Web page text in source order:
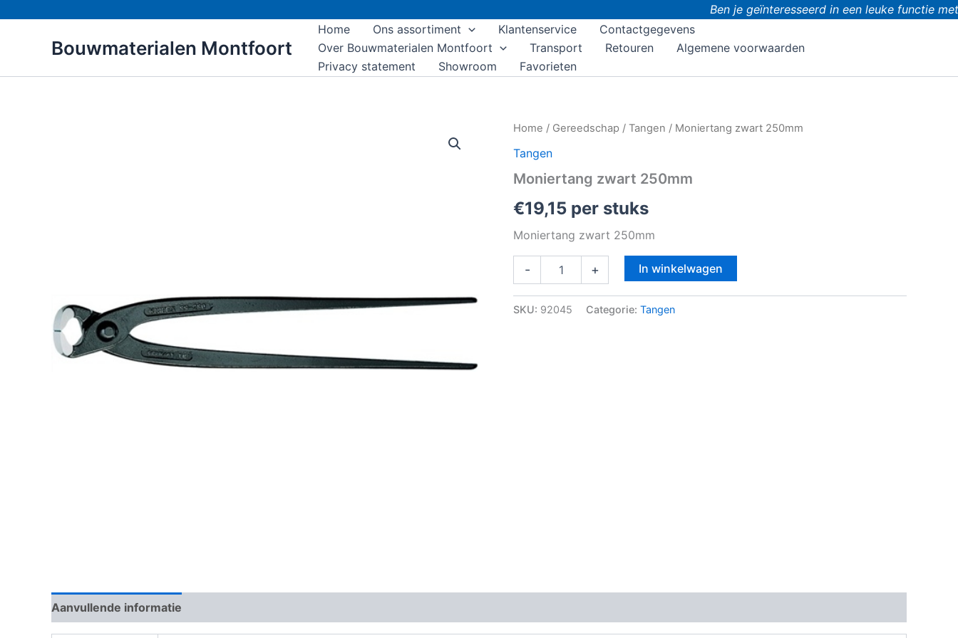
Ben je geïnteresseerd in een leuke functie
Bouwmaterialen Montfoort
Home Ons assortiment Klantenservice
Contactgegevens
Over Bouwmaterialen Montfoort
Transport Retouren
Algemene voorwaarden
Privacy statement
Showroom Favorieten
Home / Gereedschap / Tangen / Moniertang zwart 250mm
Tangen
Moniertang zwart 250mm
€19,15 per stuks
Moniertang zwart 250mm
-
Moniertang
250mm
+ In winkelwagen
SKU: 92045 Categorie: Tangen
Aanvullende informatie